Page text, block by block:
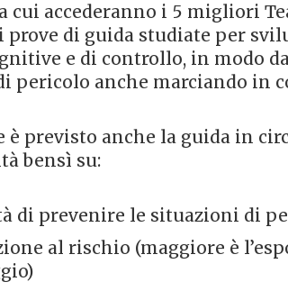
cui accederanno i 5 migliori
prove di guida studiate per
e di controllo, in modo
pericolo anche marciando in
è previsto anche la guida in
bensì su:
di prevenire le situazioni di
al rischio (maggiore è